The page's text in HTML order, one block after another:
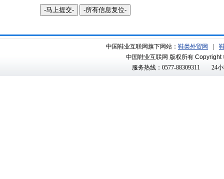
中国鞋业互联网旗下网站： 鞋类外贸网
中国鞋业互联网 版权所有 Copyright
服务热线：0577-88309311
24